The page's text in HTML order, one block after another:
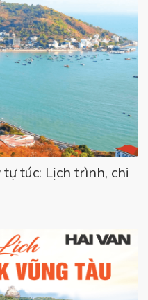
túc: Lịch trình, chi